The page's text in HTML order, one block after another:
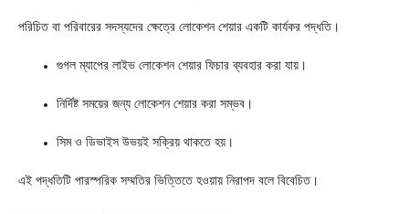
পরিচিত বা পরিবারের সদস্যদের ক্ষেত্রে লোকেশন শেয়ার একটি কার্যকর পদ্ধতি।
গুগল ম্যাপের লাইভ লোকেশন শেয়ার ফিচার ব্যবহার করা যায়।
নির্দিষ্ট সময়ের জন্য লোকেশন শেয়ার করা সম্ভব।
সিম ও ডিভাইস উভয়ই সক্রিয় থাকতে হয়।
এই পদ্ধতিটি পারস্পরিক সম্মতির ভিত্তিতে হওয়ায় নিরাপদ বলে বিবেচিত।